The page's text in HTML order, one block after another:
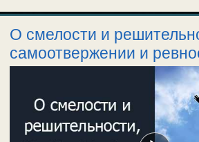
О смелости и
самоотвержении и